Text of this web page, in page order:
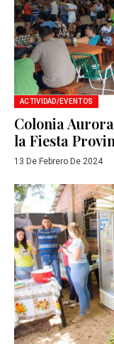
ACTIVIDAD/EVENTOS
Colonia
la Fiesta
13 De Febrero De 2024